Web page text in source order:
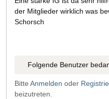
der Mitglieder wirklich was
Schorsch
Folgende Benutzer
Bitte Anmelden oder
beizutreten.